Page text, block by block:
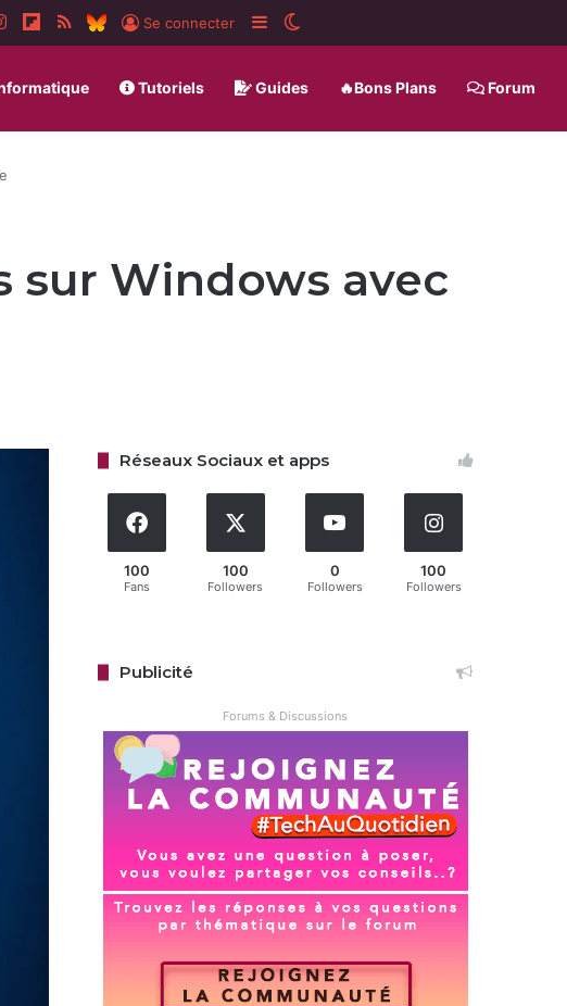
InstagramFlipboard
RSS BlueSky
Se connecter Sidebar (barre latérale)
Tutoriels Guides 🔥Bons Plans Forum
sur Windows avec
Réseaux Sociaux et apps
100
Fans
100
Followers
0
Followers
100
Followers
Publicité
Forums & Discussions